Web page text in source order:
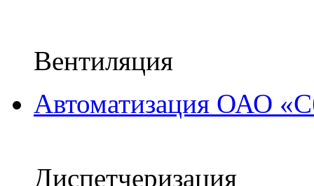
Вентиляция
Автоматизация ОАО
Диспетчеризация